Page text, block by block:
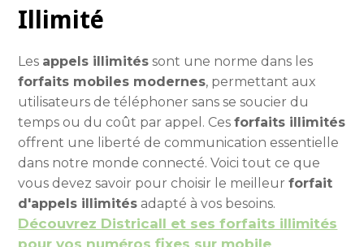
Illimité
Les appels illimités sont une norme dans les
forfaits mobiles modernes, permettant aux
utilisateurs de téléphoner sans se soucier du
temps ou du coût par appel. Cesforfaits illimités
offrent une liberté de communication essentielle
dans notre monde connecté. Voici tout ce que
vous devez savoir pour choisir le meilleurforfait
d'appels illimités adapté à vos besoins.
Découvrez Districall et ses forfaits illimités
pour vos numéros fixes sur mobile